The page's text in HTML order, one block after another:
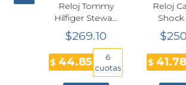
G-
Reloj Tommy
Hilfiger Stewart
Café Hombre
40mm
$269.10
$ 44.85
6
cuotas
Reloj
$ 41.78